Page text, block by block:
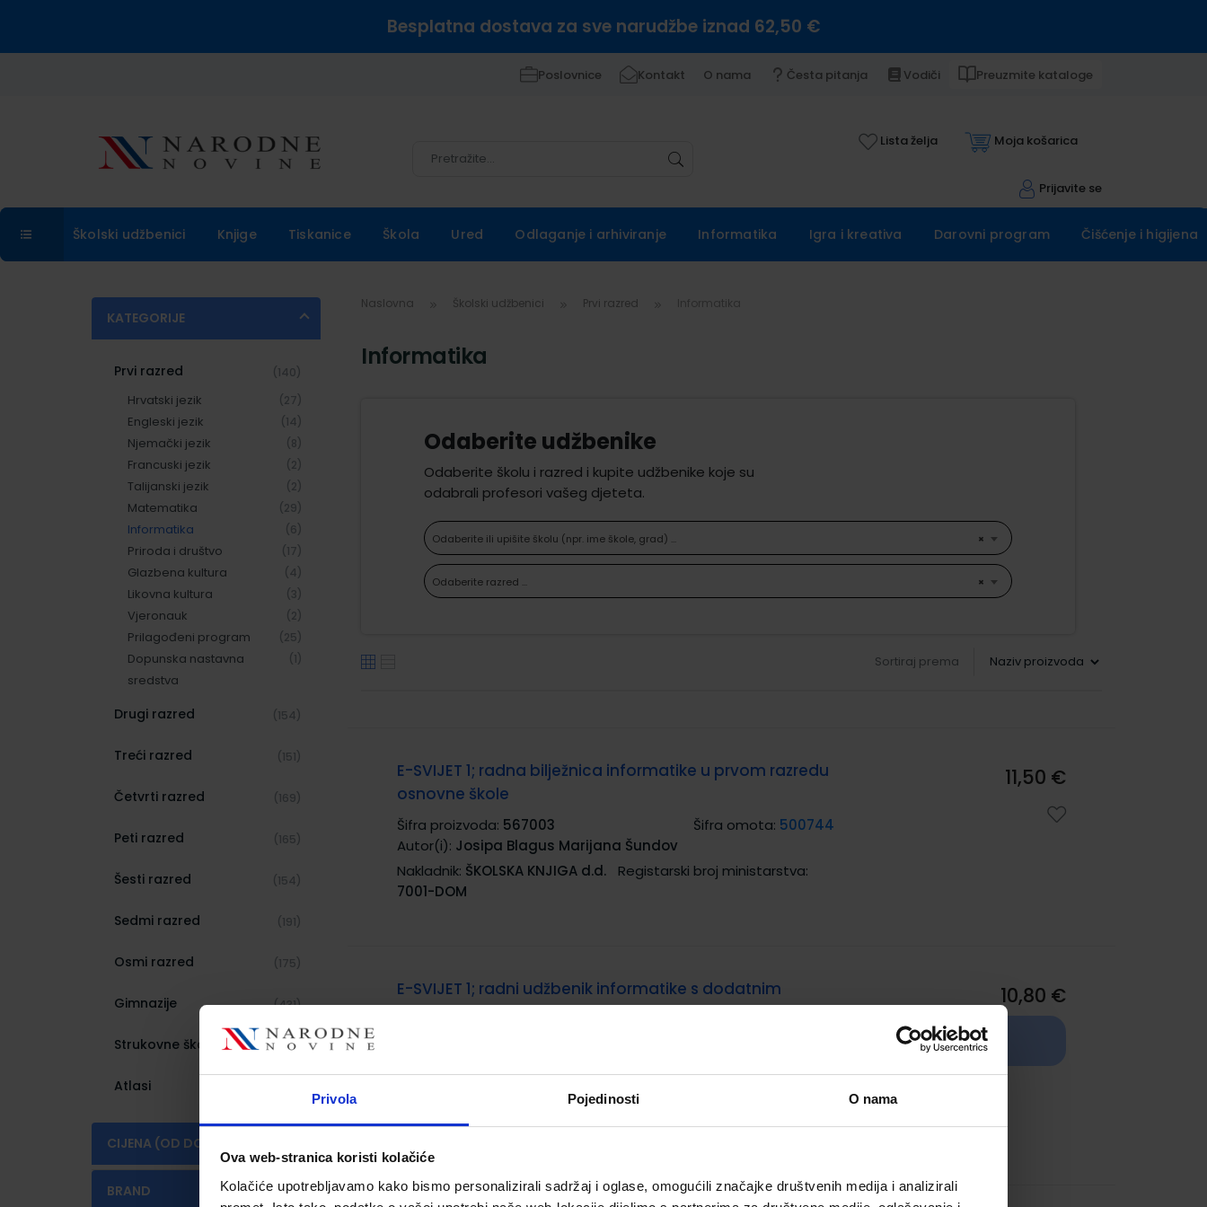
Privola Pojedinosti O nama
Ova web-stranica koristi kolačiće
Kolačiće upotrebljavamo kako bismo personalizirali sadržaj i oglase, omogućili značajke društvenih medija i analizirali
Besplatna dostava za sve narudžbe iznad 62,50 €
Poslovnice Kontakt O nama Česta pitanja Vodiči Preuzmite kataloge
Lista želja Moja košarica
Prijavite se
Školski udžbenici Knjige Tiskanice Škola Ured Odlaganje i arhiviranje Informatika Igra i kreativa Darovni program Čišćenje i higijena
KATEGORIJE
Prvi razred (140)
Hrvatski jezik (27)
Engleski jezik (14)
Njemački jezik (8)
Francuski jezik (2)
Talijanski jezik (2)
Matematika (29)
Informatika (6)
Priroda i društvo (17)
Glazbena kultura (4)
Likovna kultura (3)
Vjeronauk (2)
Prilagođeni program (25)
Dopunska nastavna
sredstva
(1)
Drugi razred (154)
Treći razred (151)
Četvrti razred (169)
Peti razred (165)
Šesti razred (154)
Sedmi razred (191)
Osmi razred (175)
Gimnazije (431)
Strukovne škole (1036)
Atlasi
CIJENA (OD DO)
BRAND
Naslovna Školski udžbenici Prvi razred
Informatika
Odaberite udžbenike
Odaberite školu i razred i kupite udžbenike koje su
odabrali profesori vašeg djeteta.
×
Odaberite ili upišite školu (npr. ime škole, grad) ...
×
Odaberite razred ...
Sortiraj prema
E-SVIJET 1; radna bilježnica informatike u prvom razredu
osnovne škole
Šifra proizvoda: 567003 Šifra omota: 500744
Autor(i): Josipa Blagus Marijana Šundov
Nakladnik: ŠKOLSKA KNJIGA d.d.
Registarski broj ministarstva:
7001-DOM
11,50 €
E-SVIJET 1; radni udžbenik informatike s dodatnim
digitalnim sadržajima u prvom razredu osnovne škole
ŠKOLSKA KNJIGA d.d.
Registarski broj ministarstva:
7001
10,80 €
TRENUTNO NIJE
DOSTUPNO